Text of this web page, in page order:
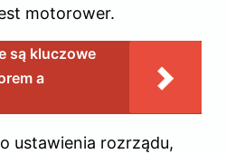
motorower.
są kluczowe
a
ustawienia rozrządu,